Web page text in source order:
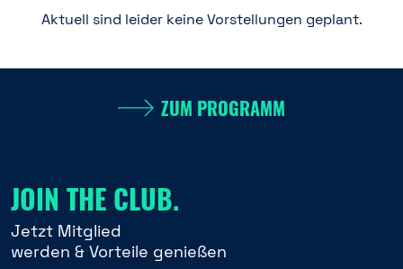
Aktuell sind leider keine Vorstellungen geplant.
ZUM PROGRAMM
JOIN THE CLUB.
Jetzt Mitglied
werden & Vorteile genießen